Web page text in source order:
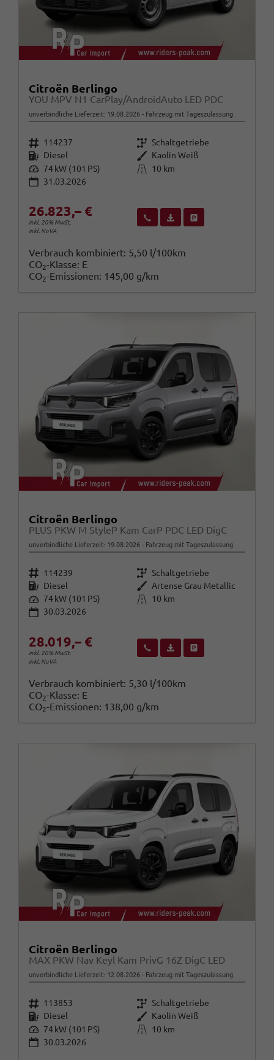
Citroën Berlingo
YOU MPV N1 CarPlay/AndroidAuto LED PDC
unverbindliche Lieferzeit: 19.08.2026 Fahrzeug mit Tageszulassung
Fahrzeugnr. 114237 Getriebe Schaltgetriebe
Kraftstoff Diesel Außenfarbe Kaolin Weiß
Leistung 74 kW (101 PS) Kilometerstand
10 km
31.03.2026
26.823,– €
inkl. 20% MwSt.
inkl. NoVA
Wir rufen Sie anFahrzeugexposé (PDF)
Verbrauch kombiniert: 5,50 l/100km
CO2-Klasse: E
CO2-Emissionen: 145,00 g/km
Citroën Berlingo
PLUS PKW M StyleP Kam CarP PDC LED DigC
unverbindliche Lieferzeit: 19.08.2026 Fahrzeug mit Tageszulassung
Fahrzeugnr. 114239 Getriebe Schaltgetriebe
Kraftstoff Diesel Außenfarbe Artense Grau Metallic
Leistung 74 kW (101 PS) Kilometerstand
10 km
30.03.2026
28.019,– €
inkl. 20% MwSt.
inkl. NoVA
Wir rufen Sie anFahrzeugexposé (PDF)
Verbrauch kombiniert: 5,30 l/100km
CO2-Klasse: E
CO2-Emissionen: 138,00 g/km
Citroën Berlingo
MAX PKW Nav Keyl Kam PrivG 16Z DigC LED
unverbindliche Lieferzeit: 12.08.2026 Fahrzeug mit Tageszulassung
Fahrzeugnr. 113853 Getriebe Schaltgetriebe
Kraftstoff Diesel Außenfarbe Kaolin Weiß
Leistung 74 kW (101 PS) Kilometerstand
10 km
30.03.2026